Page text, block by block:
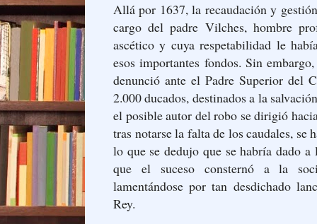
Allá por 1637, la recaudación y
cargo del padre Vilches, hombre
ascético y cuya respetabilidad le
esos importantes fondos. Sin
denunció ante el Padre Superior del
2.000 ducados, destinados a la
el posible autor del robo se dirigió
tras notarse la falta de los caudales, se
lo que se dedujo que se habría dado
que el suceso consternó a la
lamentándose por tan desdichado
Rey.